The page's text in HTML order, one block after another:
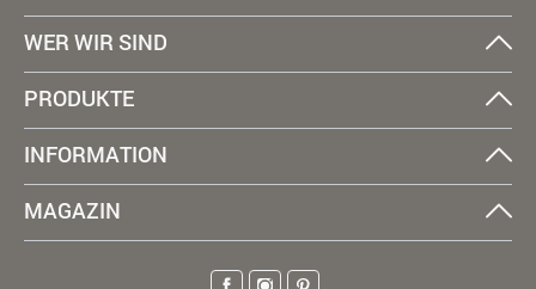
WER WIR SIND
PRODUKTE
INFORMATION
MAGAZIN